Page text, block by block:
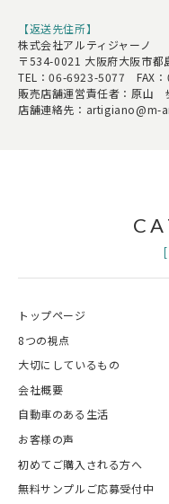
【返送先住所】
株式会社アルティジャーノ
〒534-0021 大阪府大阪市
TEL：06-6923-5077 FAX
販売店舗運営責任者：原山
店舗連絡先：artigiano@m-
トップページ
8つの視点
大切にしているもの
会社概要
自動車のある生活
お客様の声
初めてご購入される方へ
無料サンプルご応募受付中